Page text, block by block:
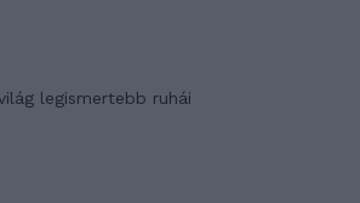
legismertebb ruhái